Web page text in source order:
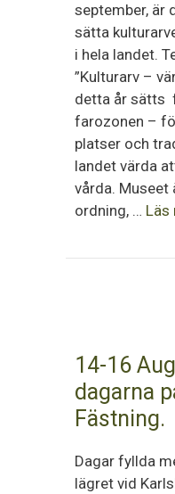
september, är
sätta
i hela landet.
”Kulturarv –
detta år sätts
farozonen –
platser och
landet värda
vårda. Museet
ordning, … Läs
14-16
dagarna
Fästning.
Dagar fyllda
lägret vid